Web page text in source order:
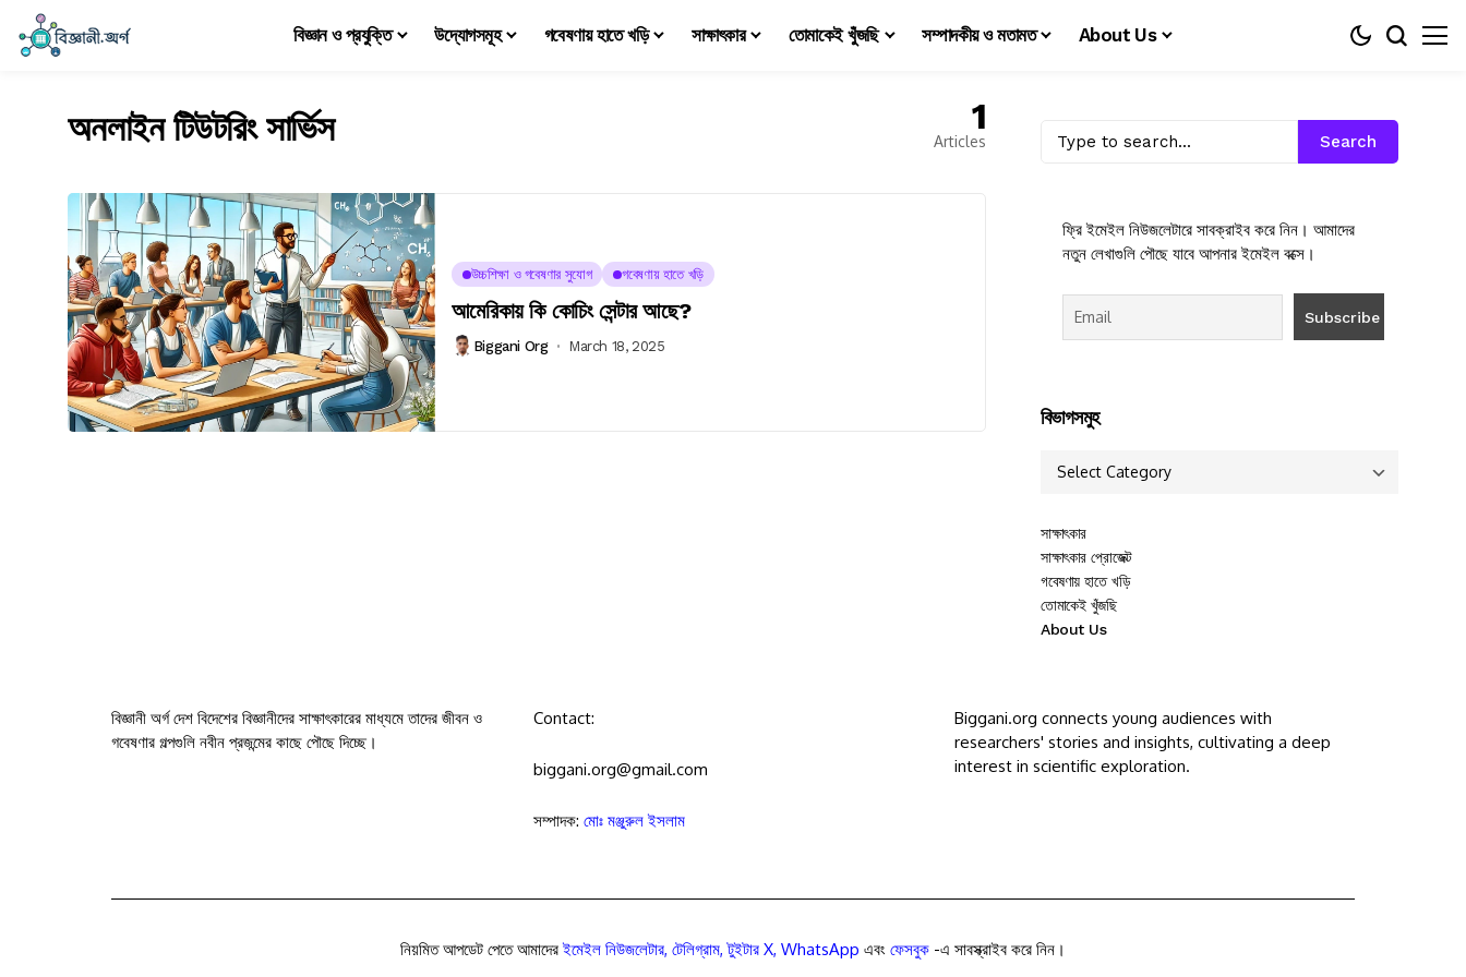
বিজ্ঞান ও প্রযুক্তি উদ্যোগসমূহ গবেষণায় হাতে খড়ি সাক্ষাৎকার তোমাকেই খুঁজছি সম্পাদকীয় ও মতামত About Us
অনলাইন টিউটরিং সার্ভিস 1
Articles
উচ্চশিক্ষা ও গবেষণার সুযোগ গবেষণায় হাতে খড়ি
আমেরিকায় কি কোচিং সেন্টার আছে?
Biggani Org March 18, 2025
Search
ফ্রি ইমেইল নিউজলেটারে সাবক্রাইব করে নিন। আমাদের
নতুন লেখাগুলি পৌছে যাবে আপনার ইমেইল বক্সে।
বিভাগসমুহ
সাক্ষাৎকার
সাক্ষাৎকার প্রোজেক্ট
গবেষণায় হাতে খড়ি
তোমাকেই খুঁজছি
About Us
বিজ্ঞানী অর্গ দেশ বিদেশের বিজ্ঞানীদের সাক্ষাৎকারের মাধ্যমে তাদের জীবন ও
গবেষণার গল্পগুলি নবীন প্রজন্মের কাছে পৌছে দিচ্ছে।
Contact:
biggani.org@gmail.com
সম্পাদক: মোঃ মঞ্জুরুল ইসলাম
Biggani.org connects young audiences with
researchers' stories and insights, cultivating a deep
interest in scientific exploration.
নিয়মিত আপডেট পেতে আমাদেরইমেইল নিউজলেটার, টেলিগ্রাম,টুইটার X, WhatsApp এবং ফেসবুক -এ সাবস্ক্রাইব করে নিন।